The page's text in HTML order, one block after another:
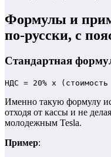
Формулы и
по-русски, с
Стандартная
Именно такую формулу
отходя от кассы и не
молодежным Tesla.
Пример: